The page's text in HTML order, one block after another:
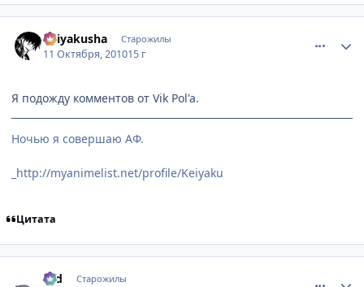
Keiyakusha Старожилы
11 Октября, 201015 г
Я подожду комментов от Vik Pol'a.
Ночью я совершаю АФ.
_http://myanimelist.net/profile/Keiyaku
Цитата
Old Старожилы